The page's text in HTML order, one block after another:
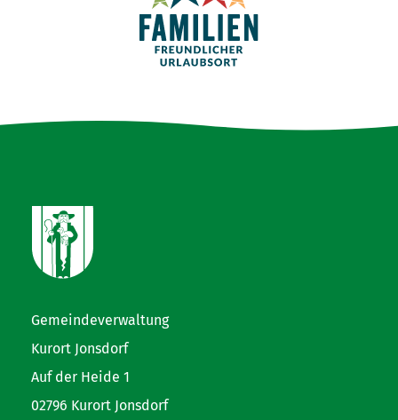
Gemeindeverwaltung
Kurort Jonsdorf
Auf der Heide 1
02796 Kurort Jonsdorf